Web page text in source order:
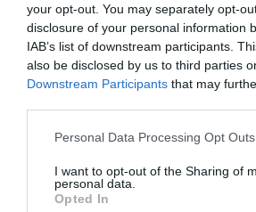
your opt-out. You may separately opt-
disclosure of your personal information
IAB’s list of downstream participants.
also be disclosed by us to third parties
Downstream Participants that may
Please note that this website/app uses
not limited to your visit or usage
grant or deny consent to Google and its
use your data for below specified
Personal Data Processing Opt Outs
I want to opt-out of the Sharing of
personal data.
Opted In